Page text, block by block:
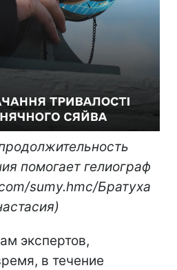
помогает гелиограф
sumy.hmc/Братуха
экспертов,
в течение